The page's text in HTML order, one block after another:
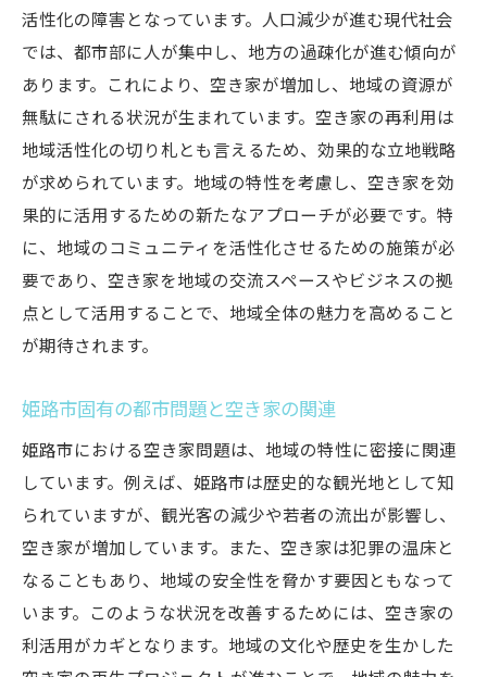
活性化の障害となっています。人口減少が進む現代社会
では、都市部に人が集中し、地方の過疎化が進む傾向が
あります。これにより、空き家が増加し、地域の資源が
無駄にされる状況が生まれています。空き家の再利用は
地域活性化の切り札とも言えるため、効果的な立地戦略
が求められています。地域の特性を考慮し、空き家を効
果的に活用するための新たなアプローチが必要です。特
に、地域のコミュニティを活性化させるための施策が必
要であり、空き家を地域の交流スペースやビジネスの拠
点として活用することで、地域全体の魅力を高めること
が期待されます。
姫路市固有の都市問題と空き家の関連
姫路市における空き家問題は、地域の特性に密接に関連
しています。例えば、姫路市は歴史的な観光地として知
られていますが、観光客の減少や若者の流出が影響し、
空き家が増加しています。また、空き家は犯罪の温床と
なることもあり、地域の安全性を脅かす要因ともなって
います。このような状況を改善するためには、空き家の
利活用がカギとなります。地域の文化や歴史を生かした